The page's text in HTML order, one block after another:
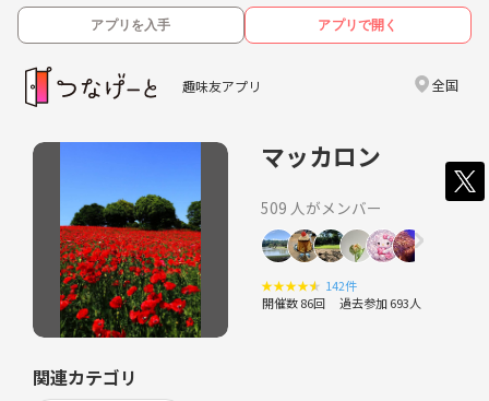
アプリを入手 アプリで開く
趣味友アプリ 全国
マッカロン
509 人がメンバー
★★★★★ 142件
開催数 86回 過去参加 693人
関連カテゴリ